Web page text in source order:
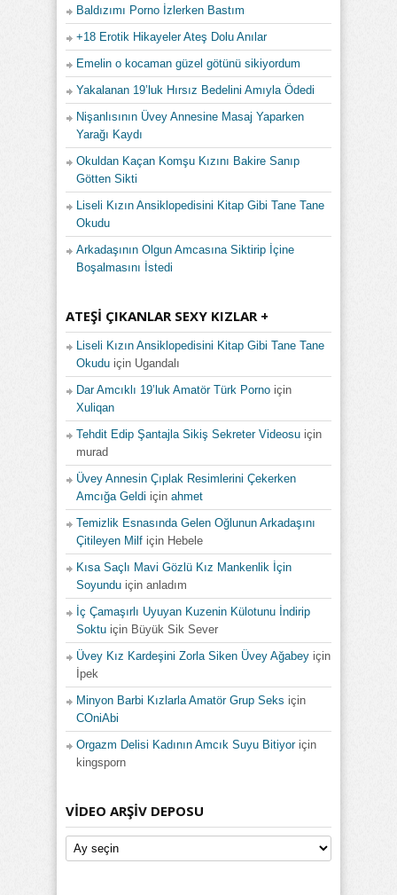
Baldızımı Porno İzlerken Bastım
+18 Erotik Hikayeler Ateş Dolu Anılar
Emelin o kocaman güzel götünü sikiyordum
Yakalanan 19’luk Hırsız Bedelini Amıyla Ödedi
Nişanlısının Üvey Annesine Masaj Yaparken
Yarağı Kaydı
Okuldan Kaçan Komşu Kızını Bakire Sanıp
Götten Sikti
Liseli Kızın Ansiklopedisini Kitap Gibi Tane Tane
Okudu
Arkadaşının Olgun Amcasına Siktirip İçine
Boşalmasını İstedi
ATEŞI ÇIKANLAR SEXY KIZLAR +
Liseli Kızın Ansiklopedisini Kitap Gibi Tane Tane
Okudu için Ugandalı
Dar Amcıklı 19’luk Amatör Türk Porno için
Xuliqan
Tehdit Edip Şantajla Sikiş Sekreter Videosu için
murad
Üvey Annesin Çıplak Resimlerini Çekerken
Amcığa Geldi için ahmet
Temizlik Esnasında Gelen Oğlunun Arkadaşını
Çitileyen Milf için Hebele
Kısa Saçlı Mavi Gözlü Kız Mankenlik İçin
Soyundu için anladım
İç Çamaşırlı Uyuyan Kuzenin Külotunu İndirip
Soktu için Büyük Sik Sever
Üvey Kız Kardeşini Zorla Siken Üvey Ağabey için
İpek
Minyon Barbi Kızlarla Amatör Grup Seks için
COniAbi
Orgazm Delisi Kadının Amcık Suyu Bitiyoriçin
kingsporn
VIDEO ARŞIV DEPOSU
Video
Arşiv